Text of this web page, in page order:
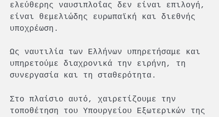
ελεύθερης ναυσιπλοΐας δεν είναι επιλογή,
είναι θεμελιώδης ευρωπαϊκή και διεθνής
υποχρέωση.
Ως ναυτιλία των Ελλήνων υπηρετήσαμε και
υπηρετούμε διαχρονικά την ειρήνη, τη
συνεργασία και τη σταθερότητα.
Στο πλαίσιο αυτό, χαιρετίζουμε την
τοποθέτηση του Υπουργείου Εξωτερικών της